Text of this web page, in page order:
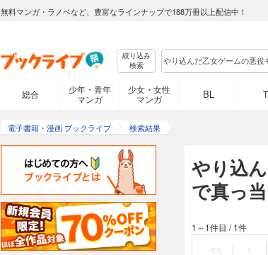
無料マンガ・ラノベなど、豊富なラインナップで188万冊以上配信中！
絞り込み
検索
総合
少年・青年
マンガ
少女・女性
マンガ
BL
電子書籍・漫画 ブックライブ 検索結果
やり込
で真っ
1～1件目 /1件
<< <